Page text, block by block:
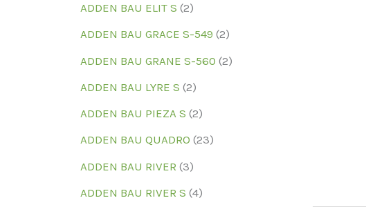
ADDEN BAU ELIT S (2)
ADDEN BAU GRACE S-549 (2)
ADDEN BAU GRANE S-560 (2)
ADDEN BAU LYRE S (2)
ADDEN BAU PIEZA S (2)
ADDEN BAU QUADRO (23)
ADDEN BAU RIVER (3)
ADDEN BAU RIVER S (4)